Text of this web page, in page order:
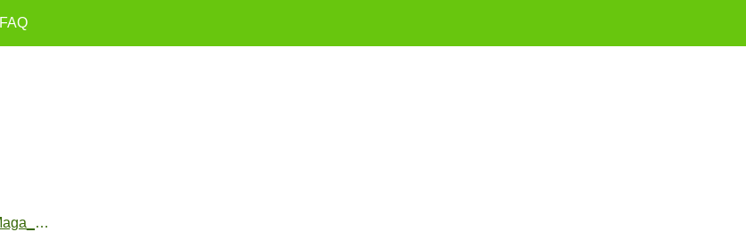
FAQ
https://zeh2.zeh.hu-berlin.de/sportarten/aktueller_zeitraum/_Krav_Maga_ProCon_.html